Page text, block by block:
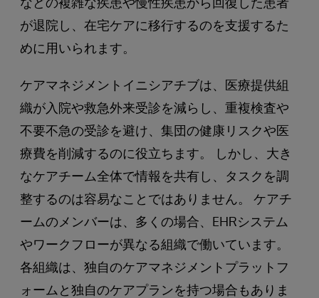
が退院し、在宅ケアに移行するのを支援するた
めに用いられます。
ケアマネジメントイニシアチブは、医療提供組
織が入院や救急外来受診を減らし、重複検査や
不要不急の受診を避け、集団の健康リスクや医
療費を削減するのに役立ちます。 しかし、大き
なケアチーム全体で情報を共有し、タスクを調
整するのは容易なことではありません。 ケアチ
ームのメンバーは、多くの場合、EHRシステム
やワークフローが異なる組織で働いています。
各組織は、独自のケアマネジメントプラットフ
ォームと独自のケアプランを持つ場合もありま